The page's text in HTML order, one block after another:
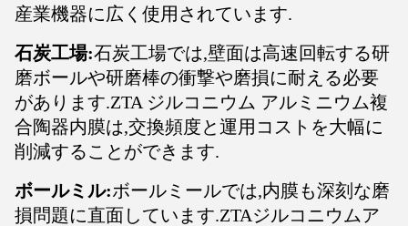
産業機器に広く使用されています.
石炭工場:石炭工場では,壁面は高速回転する研
磨ボールや研磨棒の衝撃や磨損に耐える必要
があります.ZTA ジルコニウム アルミニウム複
合陶器内膜は,交換頻度と運用コストを大幅に
削減することができます.
ボールミル:ボールミールでは,内膜も深刻な磨
損問題に直面しています.ZTAジルコニウムア